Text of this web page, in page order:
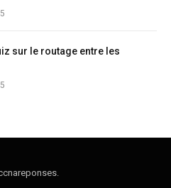
sur le routage entre les